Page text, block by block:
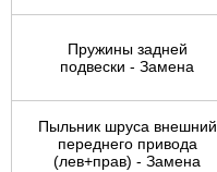
Пружины задней
подвески - Замена
Пыльник шруса внешний
переднего привода
(лев+прав) - Замена